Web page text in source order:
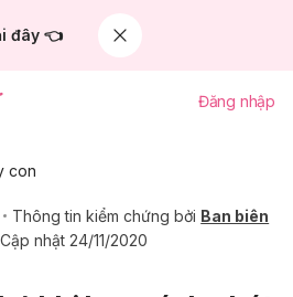
đây 👈
Đăng nhập
con
Thông tin kiểm chứng bởi Ban biên
Cập nhật 24/11/2020